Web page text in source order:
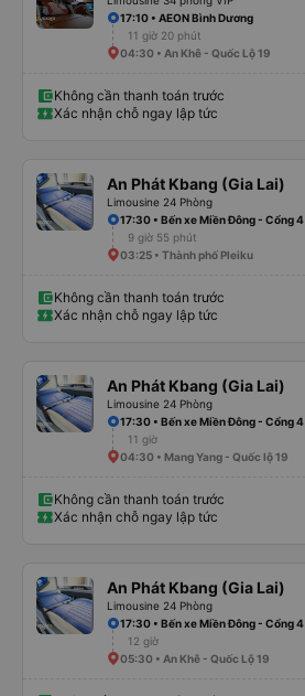
17:10 • AEON Bình Dương
11 giờ 20 phút
04:30 • An Khê - Quốc Lộ 19
Không cần thanh toán trước
Xác nhận chỗ ngay lập tức
An Phát Kbang (Gia Lai)
Limousine 24 Phòng
17:30 • Bến xe Miền Đông - Cổng 4
9 giờ 55 phút
03:25 • Thành phố Pleiku
Không cần thanh toán trước
Xác nhận chỗ ngay lập tức
An Phát Kbang (Gia Lai)
Limousine 24 Phòng
17:30 • Bến xe Miền Đông - Cổng 4
11 giờ
04:30 • Mang Yang - Quốc lộ 19
Không cần thanh toán trước
Xác nhận chỗ ngay lập tức
An Phát Kbang (Gia Lai)
Limousine 24 Phòng
17:30 • Bến xe Miền Đông - Cổng 4
12 giờ
05:30 • An Khê - Quốc Lộ 19